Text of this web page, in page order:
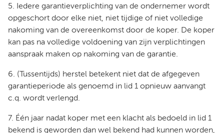
5. Iedere garantieverplichting van de ondernemer wordt
opgeschort door elke niet, niet tijdige of niet volledige
nakoming van de overeenkomst door de koper. De koper
kan pas na volledige voldoening van zijn verplichtingen
aanspraak maken op nakoming van de garantie.
6. (Tussentijds) herstel betekent niet dat de afgegeven
garantieperiode als genoemd in lid 1 opnieuw aanvangt
c.q. wordt verlengd.
7. Één jaar nadat koper met een klacht als bedoeld in lid 1
bekend is geworden dan wel bekend had kunnen worden,